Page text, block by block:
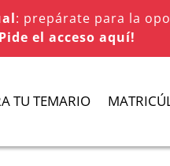
: prepárate para la
el acceso aquí!
TU TEMARIO